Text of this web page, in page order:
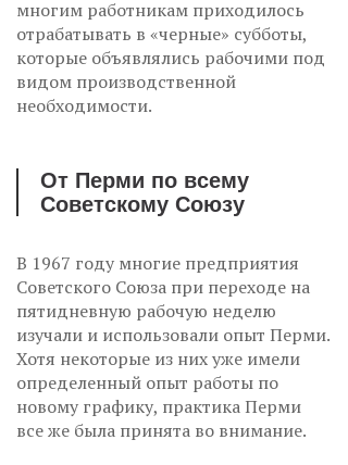
многим работникам приходилось
отрабатывать в «черные» субботы,
которые объявлялись рабочими под
видом производственной
необходимости.
От Перми по всему
Советскому Союзу
В 1967 году многие предприятия
Советского Союза при переходе на
пятидневную рабочую неделю
изучали и использовали опыт Перми.
Хотя некоторые из них уже имели
определенный опыт работы по
новому графику, практика Перми
все же была принята во внимание.